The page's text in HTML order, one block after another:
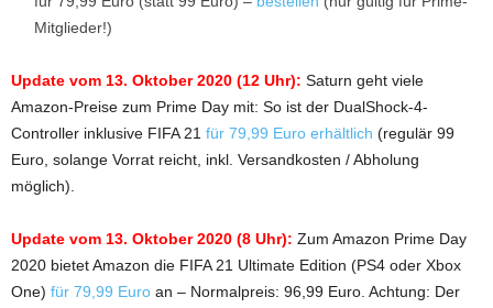
Mitglieder!)
Update vom 13. Oktober 2020 (12 Uhr): Saturn geht viele
Amazon-Preise zum Prime Day mit: So ist der DualShock-4-
Controller inklusive FIFA 21 für 79,99 Euro erhältlich (regulär 99
Euro, solange Vorrat reicht, inkl. Versandkosten / Abholung
möglich).
Update vom 13. Oktober 2020 (8 Uhr): Zum Amazon Prime Day
2020 bietet Amazon die FIFA 21 Ultimate Edition (PS4 oder Xbox
One) für 79,99 Euro an – Normalpreis: 96,99 Euro. Achtung: Der